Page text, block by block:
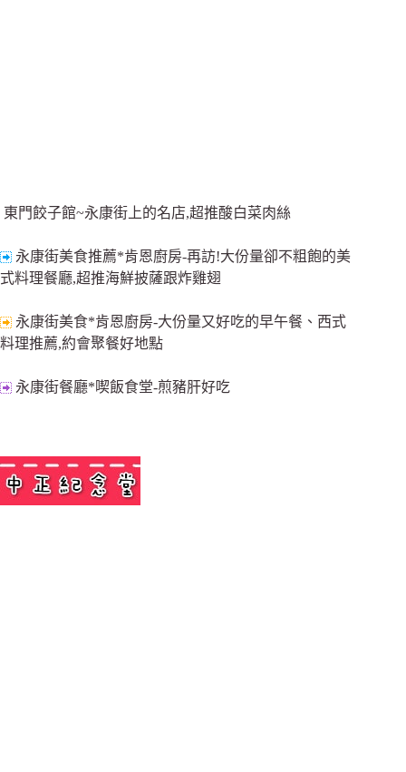
東門餃子館~永康街上的名店,超推酸白菜肉絲
永康街美食推薦*肯恩廚房-再訪!大份量卻不粗飽的美
式料理餐廳,超推海鮮披薩跟炸雞翅
永康街美食*肯恩廚房-大份量又好吃的早午餐、西式
料理推薦,約會聚餐好地點
永康街餐廳*喫飯食堂-煎豬肝好吃